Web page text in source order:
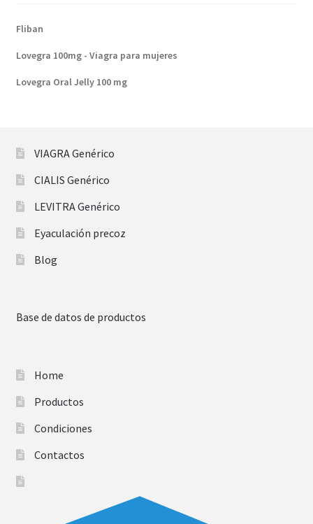
Fliban
Lovegra 100mg - Viagra para mujeres
Lovegra Oral Jelly 100 mg
VIAGRA Genérico
CIALIS Genérico
LEVITRA Genérico
Eyaculación precoz
Blog
Base de datos de productos
Home
Productos
Condiciones
Contactos